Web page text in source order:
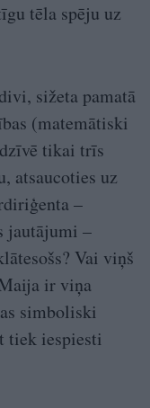
tēla spēju uz
sižeta pamatā
(matemātiski
tikai trīs
atsaucoties uz
–
jautājumi –
Vai viņš
ir viņa
simboliski
tiek iespiesti